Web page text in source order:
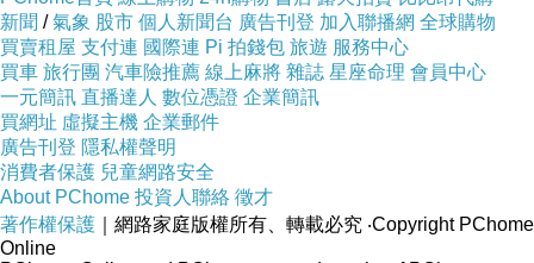
新聞 /氣象 股市 個人新聞台 廣告刊登 加入聯播網 全球購物
買賣租屋 支付連 國際連 Pi 拍錢包 旅遊 服務中心
買車 旅行團 汽車險推薦 線上麻將 雜誌 星座命理 會員中心
一元簡訊 直播達人 數位憑證 企業簡訊
買網址 虛擬主機 企業郵件
廣告刊登 隱私權聲明
消費者保護 兒童網路安全
About PChome 投資人聯絡 徵才
著作權保護 ｜網路家庭版權所有、轉載必究 ‧Copyright PChome
Online